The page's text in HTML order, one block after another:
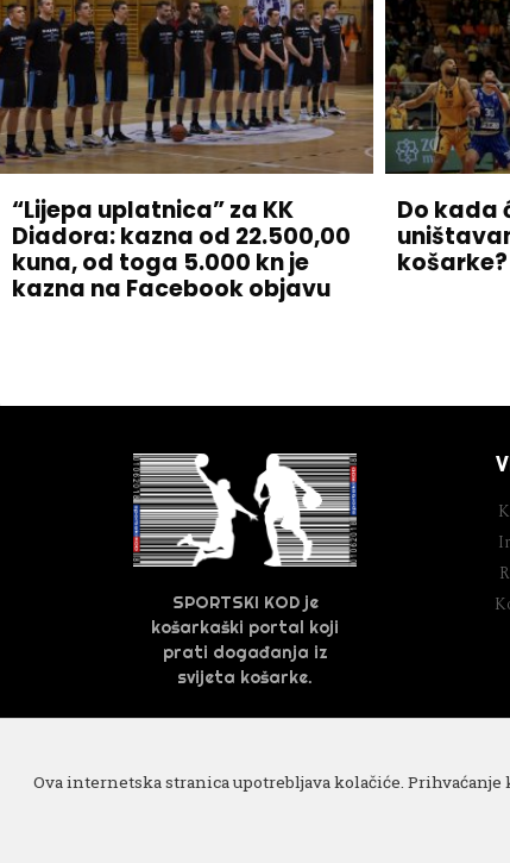
Ova internetska stranica upotrebljava kolačiće.
“Lijepa uplatnica” za KK
Diadora: kazna od 22.500,00
kuna, od toga 5.000 kn je
kazna na Facebook objavu
Do kada
košarke?
SPORTSKI KOD je
košarkaški portal koji
prati događanja iz
svijeta košarke.